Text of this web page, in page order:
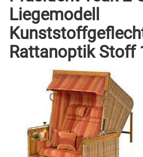
Liegemodell
Rattanoptik Stoff